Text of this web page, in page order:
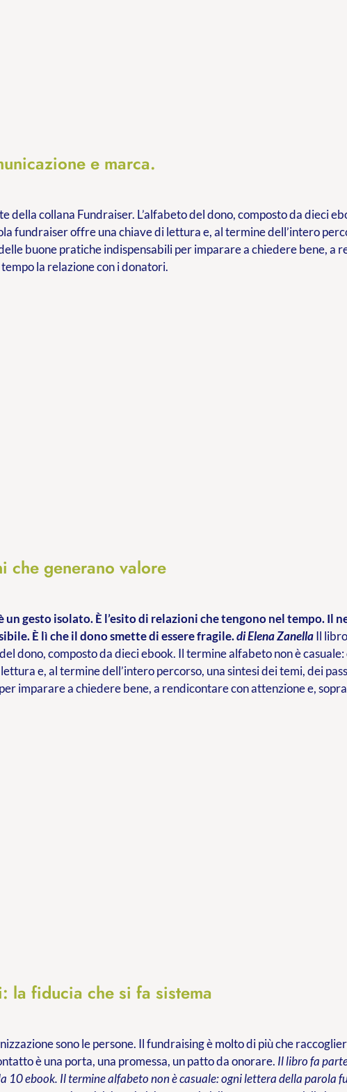
e marca.
della collana Fundraiser. L’alfabeto del dono, composto da dieci
fundraiser offre una chiave di lettura e, al termine dell’intero
buone pratiche indispensabili per imparare a chiedere bene, a
la relazione con i donatori.
che generano valore
gesto isolato. È l’esito di relazioni che tengono nel tempo. Il
È lì che il dono smette di essere fragile.di Elena ZanellaIl
dono, composto da dieci ebook. Il termine alfabeto non è
e, al termine dell’intero percorso, una sintesi dei temi, dei
imparare a chiedere bene, a rendicontare con attenzione e,
la fiducia che si fa sistema
sono le persone. Il fundraising è molto di più che
è una porta, una promessa, un patto da onorare. Il libro fa
10 ebook. Il termine alfabeto non è casuale: ogni lettera della parola